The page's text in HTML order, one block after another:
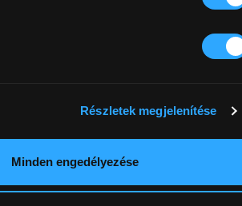
Részletek megjelenítése
Minden engedélyezése